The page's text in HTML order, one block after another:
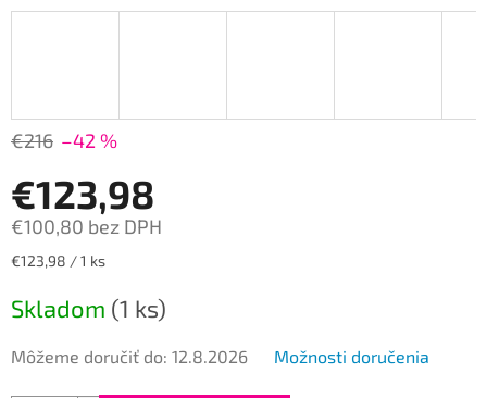
€216 –42 %
€123,98
€100,80 bez DPH
Jednotková
€123,98 / 1 ks
Skladom (1 ks)
Môžeme doručiť do: 12.8.2026 Možnosti doručenia